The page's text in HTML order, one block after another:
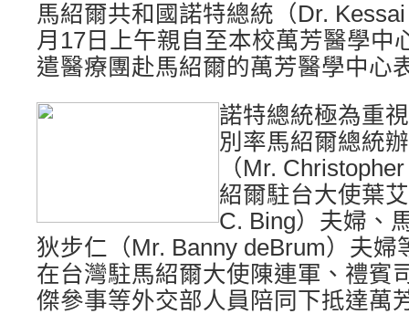
馬紹爾共和國諾特總統（Dr.
月17日上午親自至本校萬芳醫學中
遣醫療團赴馬紹爾的萬芳醫學中心
諾特總統極為重
別率馬紹爾總統
（Mr.
紹爾駐台大使葉
C. Bing）夫婦、
狄步仁（Mr. Banny deBrum）夫婦
在台灣駐馬紹爾大使陳連軍、禮賓
傑參事等外交部人員陪同下抵達萬